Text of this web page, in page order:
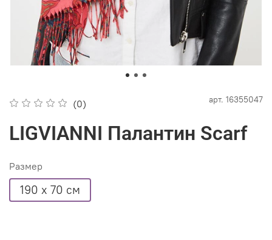
(0) арт. 16355047
LIGVIANNI Палантин Scarf
Размер
190 х 70 см